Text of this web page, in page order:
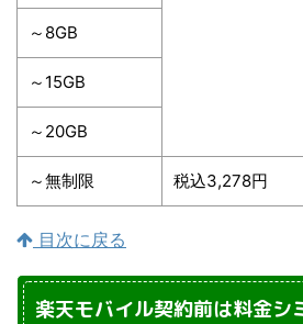
～8GB
～15GB
～20GB
～無制限 税込3,278円
目次に戻る
楽天モバイル契約前は料金シ